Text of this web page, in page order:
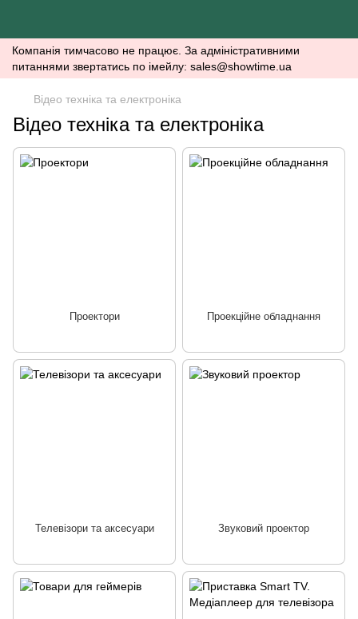
Компанія тимчасово не працює. За адміністративними
питаннями звертатись по імейлу: sales@showtime.ua
Відео техніка та електроніка
Відео техніка та електроніка
Проектори Проекційне обладнання
Телевізори та аксесуари Звуковий проектор